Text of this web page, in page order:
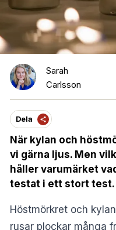
Sarah
Carlsson
Dela
När kylan och
vi gärna ljus. Men
håller varumärket
testat i ett stort test.
Höstmörkret och
rusar plockar många